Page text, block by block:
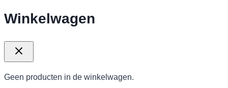
Winkelwagen
Geen producten in de winkelwagen.